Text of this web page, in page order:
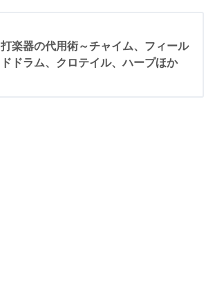
打楽器の代用術～チャイム、フィール
ドドラム、クロテイル、ハープほか